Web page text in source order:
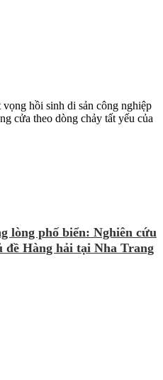
hồi sinh di sản công nghiệp
cửa theo dòng chảy tất yếu của
lòng phố biển: Nghiên cứu
Hàng hải tại Nha Trang